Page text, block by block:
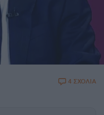
4 ΣΧΟΛΙΑ